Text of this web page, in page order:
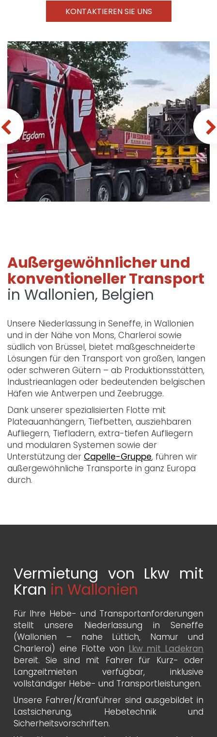
KONTAKTIEREN SIE UNS
Außergewöhnlicher und
konventioneller Transport
in Wallonien, Belgien
Unsere Niederlassung in Seneffe, in Wallonien
und in der Nähe von Mons, Charleroi sowie
südlich von Brüssel, bietet maßgeschneiderte
Lösungen für den Transport von großen, langen
oder schweren Gütern – ab Produktionsstätten,
Industrieanlagen oder bedeutenden belgischen
Häfen wie Antwerpen und Zeebrugge.
Dank unserer spezialisierten Flotte mit
Plateauanhängern, Tiefbetten, ausziehbaren
Aufliegern, Tiefladern, extra-tiefen Aufliegern
und modularen Systemen sowie der
Unterstützung der Capelle-Gruppe, führen wir
außergewöhnliche Transporte in ganz Europa
durch.
Vermietung von Lkw mit
Kran in Wallonien
Für Ihre Hebe- und Transportanforderungen
stellt unsere Niederlassung in Seneffe
(Wallonien – nahe Lüttich, Namur und
Charleroi) eine Flotte von Lkw mit Ladekran
bereit. Sie sind mit Fahrer für Kurz- oder
Langzeitmieten verfügbar, inklusive
vollständiger Hebe- und Transportleistungen.
Unsere Fahrer/Kranführer sind ausgebildet in
Lastsicherung, Hebetechnik und
Sicherheitsvorschriften.